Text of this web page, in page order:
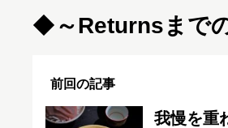
◆～Returnsまで
前回の記事
我慢を重